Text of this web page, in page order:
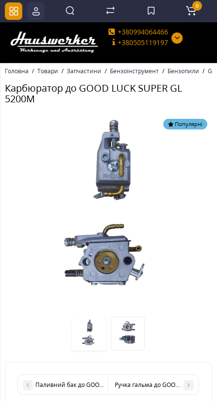
+380994064466
+380505119197
0
Головна Товари Запчастини Бензоінструмент Бензопили
Карбюратор до GOOD LUCK SUPER GL
5200M
Популярні
Паливний бак до GOOD LUCK SUPER GL 5200M
Ручка гальма до GOOD LUCK